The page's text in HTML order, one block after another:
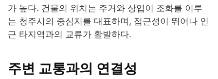
가 높다. 건물의 위치는 주거와 상업이 조화를 이루
는 청주시의 중심지를 대표하며, 접근성이 뛰어나 인
근 타지역과의 교류가 활발하다.
주변 교통과의 연결성